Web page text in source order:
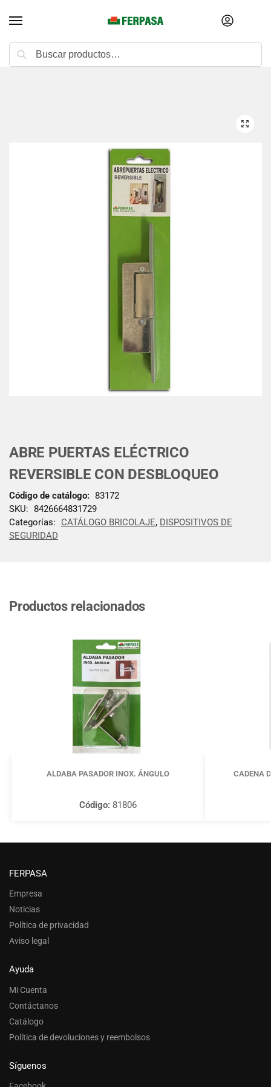
ABRE PUERTAS ELÉCTRICO
REVERSIBLE CON DESBLOQUEO
Código de catálogo: 83172
SKU: 8426664831729
Categorías:
CATÁLOGO BRICOLAJE, DISPOSITIVOS DE
SEGURIDAD
Productos relacionados
ALDABA PASADOR INOX. ÁNGULO
Código: 81806
CADENA
FERPASA
Empresa
Noticias
Política de privacidad
Aviso legal
Ayuda
Mi Cuenta
Contáctanos
Catálogo
Política de devoluciones y reembolsos
Síguenos